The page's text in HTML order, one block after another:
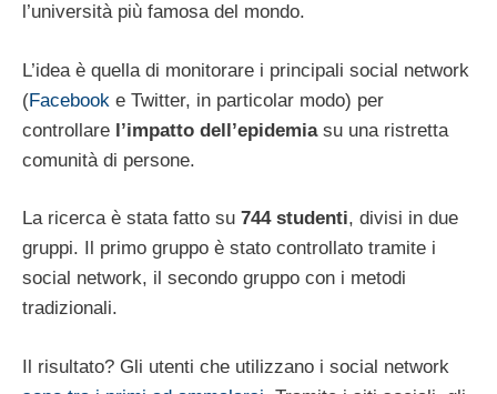
l’università più famosa del mondo.
L’idea è quella di monitorare i principali social network
(Facebook e Twitter, in particolar modo) per
controllare l’impatto dell’epidemiasu una ristretta
comunità di persone.
La ricerca è stata fatto su 744 studenti, divisi in due
gruppi. Il primo gruppo è stato controllato tramite i
social network, il secondo gruppo con i metodi
tradizionali.
Il risultato? Gli utenti che utilizzano i social network